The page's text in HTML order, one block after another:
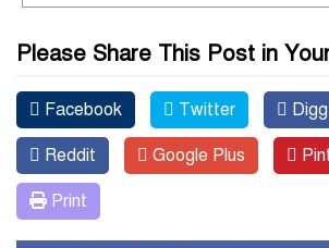
Please Share This Post in
Facebook Twitter Digg
Reddit Google Plus
Print